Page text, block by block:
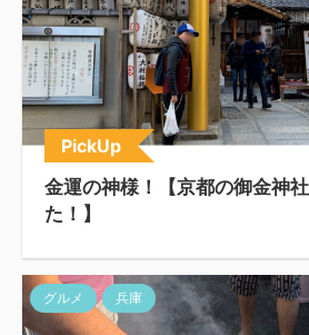
PickUp
金運の神様！【京都の御金神
た！】
グルメ 兵庫